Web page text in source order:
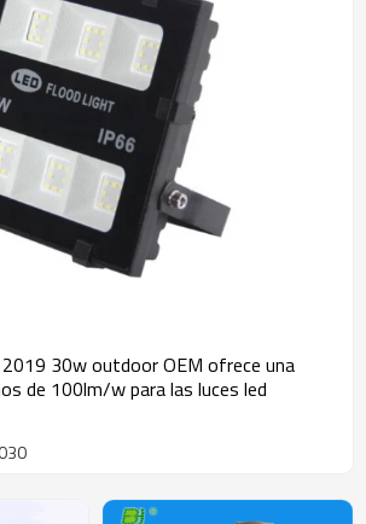
30w outdoor OEM ofrece una
de 100lm/w para las luces led